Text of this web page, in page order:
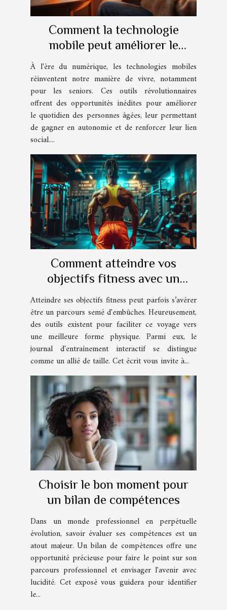
Comment la technologie
mobile peut améliorer le
quotidien des seniors
À l'ère du numérique, les technologies mobiles
réinventent notre manière de vivre, notamment
pour les seniors. Ces outils révolutionnaires
offrent des opportunités inédites pour améliorer
le quotidien des personnes âgées, leur permettant
de gagner en autonomie et de renforcer leur lien
social....
Comment atteindre vos
objectifs fitness avec un
journal d'entraînement
interactif
Atteindre ses objectifs fitness peut parfois s’avérer
être un parcours semé d'embûches. Heureusement,
des outils existent pour faciliter ce voyage vers
une meilleure forme physique. Parmi eux, le
journal d'entraînement interactif se distingue
comme un allié de taille. Cet écrit vous invite à...
Choisir le bon moment pour
un bilan de compétences
Dans un monde professionnel en perpétuelle
évolution, savoir évaluer ses compétences est un
atout majeur. Un bilan de compétences offre une
opportunité précieuse pour faire le point sur son
parcours professionnel et envisager l'avenir avec
lucidité. Cet exposé vous guidera pour identifier
le...